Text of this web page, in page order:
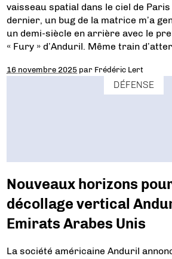
vaisseau spatial dans le ciel de
dernier, un bug de la matrice m’a
un demi-siècle en arrière avec le
« Fury » d’Anduril. Même train
16 novembre 2025 par Frédéric Lert
DÉFENSE
Nouveaux horizons
décollage vertical
Emirats Arabes Unis
La société américaine Anduril